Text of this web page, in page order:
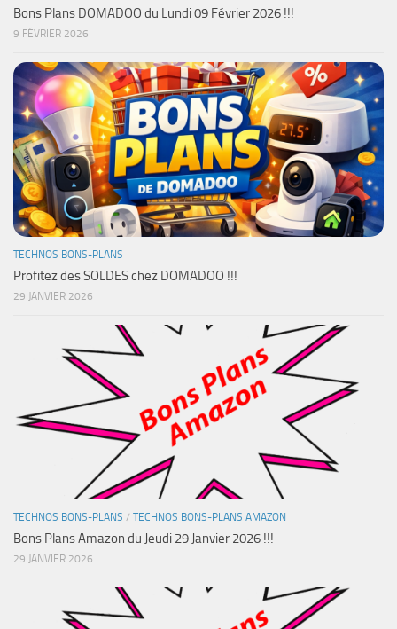
Bons Plans DOMADOO du Lundi 09 Février 2026 !!!
9 FÉVRIER 2026
TECHNOS BONS-PLANS
Profitez des SOLDES chez DOMADOO !!!
29 JANVIER 2026
TECHNOS BONS-PLANS / TECHNOS BONS-PLANS AMAZON
Bons Plans Amazon du Jeudi 29 Janvier 2026 !!!
29 JANVIER 2026